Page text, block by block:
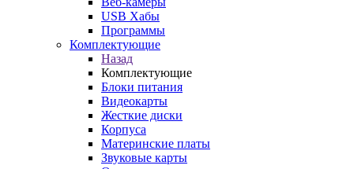
USB Хабы
Программы
Комплектующие
Назад
Комплектующие
Блоки питания
Видеокарты
Жесткие диски
Корпуса
Материнские платы
Звуковые карты